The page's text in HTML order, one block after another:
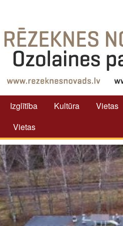
Izglītība Kultūra
Vietas
Vietas